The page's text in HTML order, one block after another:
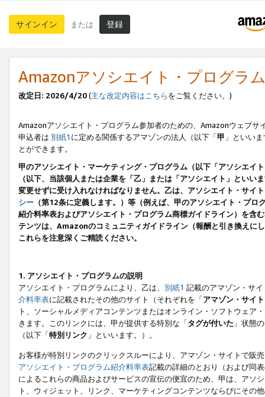
サインイン または 登録
Amazonアソシエイト・プログラ
改定日: 2026/4/20(主な改定内容はこちらをご覧ください。)
Amazonアソシエイト・プログラム参加者のための、Amazonウェブサ
申込者は 別紙1 に定める関係するアマゾンの法人（以下「甲 」といい
とができます。
甲のアソシエイト・マーケティング・プログラム（以下「アソシエイ
（以下、当該個人または企業を「乙」または「アソシエイト」とい
変更せずに受け入れなければなりません。乙は、アソシエイト・サイ
シー （第12条に定義します。）等（例えば、甲のアソシエイト・プ
紹介料率表およびアソシエイト・プログラム商標ガイドライン）を
テンツは、Amazonのコミュニティガイドライン（報酬と引き換えに
これらを注意深くご精読ください。
1. アソシエイト・プログラムの説明
アソシエイト・プログラムにより、乙は、 別紙1 記載のアマゾン・サ
介料率表に記載されたその他のサイト（それぞれを「アマゾン・サイト
ト、ソーシャルメディアコンテンツまたはオンライン・ソフトウェア
きます。このリンクには、甲が提供する特別な「タグが付いた 」状態
（以下「特別リンク 」といいます。）。
お客様が特別リンクのクリックスルーにより、アマゾン・サイトで販
アソシエイト・プログラム紹介料率表記載の詳細のとおり（および同
によるこれらの商品およびサービスの宣伝の便宜のため、甲は、アソ
ト、ウィジェット、リンク、マーケティングコンテンツならびにその